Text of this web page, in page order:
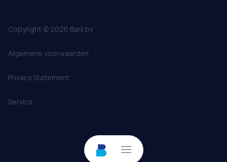
Copyright © 2026 Barli bv
Algemene voorwaarden
Privacy Statement
Service